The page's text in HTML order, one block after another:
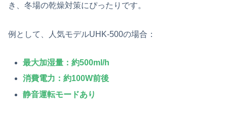
き、冬場の乾燥対策にぴったりです。
例として、人気モデルUHK-500の場合：
最大加湿量：約500ml/h
消費電力：約100W前後
静音運転モードあり